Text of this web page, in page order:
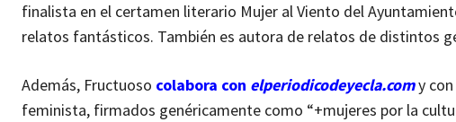
finalista en el certamen literario Mujer al Viento del
relatos fantásticos. También es autora de relatos de distintos
Además, Fructuoso colabora con elperiodicodeyecla.comy con
feminista, firmados genéricamente como “+mujeres por la